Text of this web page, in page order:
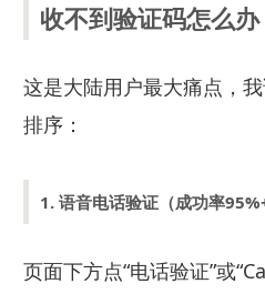
收不到验证码怎么
这是大陆用户最大痛点，
排序：
1. 语音电话验证（成功率
页面下方点“电话验证”或